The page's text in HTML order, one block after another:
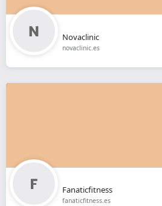
Novaclinic
novaclinic.es
Fanaticfitness
fanaticfitness.es